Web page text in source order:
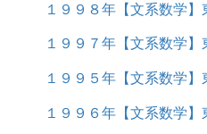
１９９８年【文系数学】
１９９７年【文系数学
１９９５年【文系数学】
１９９６年【文系数学】